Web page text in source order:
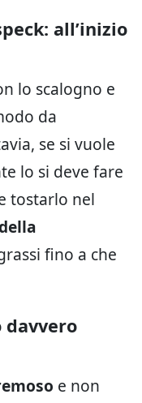
all’inizio
lo scalogno e
da
se si vuole
lo si deve fare
tostarlo nel
fino a che
e non